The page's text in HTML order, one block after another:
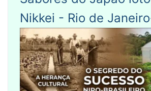
Nikkei - Rio de